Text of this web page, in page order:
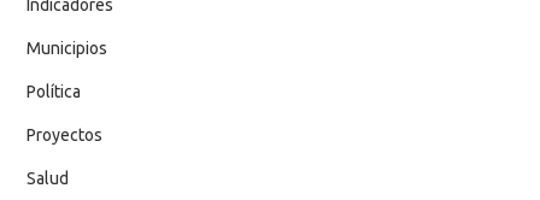
Indicadores
Municipios
Política
Proyectos
Salud